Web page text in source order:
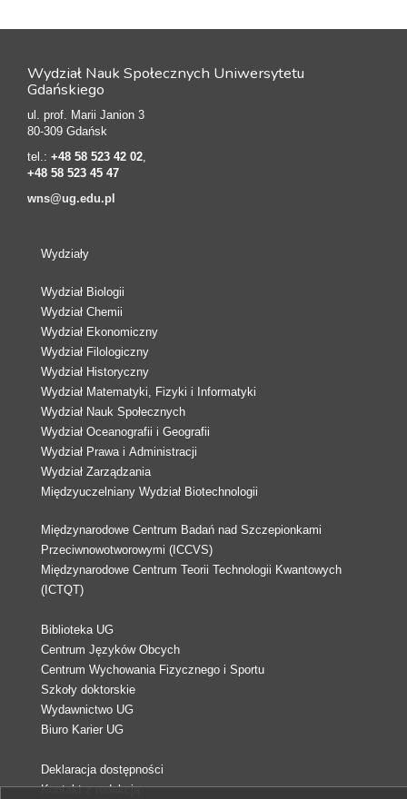
Wydział Nauk Społecznych Uniwersytetu
Gdańskiego
ul. prof. Marii Janion 3
80-309 Gdańsk
tel.: +48 58 523 42 02,
+48 58 523 45 47
wns@ug.edu.pl
Wydziały
Wydział Biologii
Wydział Chemii
Wydział Ekonomiczny
Wydział Filologiczny
Wydział Historyczny
Wydział Matematyki, Fizyki i Informatyki
Wydział Nauk Społecznych
Wydział Oceanografii i Geografii
Wydział Prawa i Administracji
Wydział Zarządzania
Międzyuczelniany Wydział Biotechnologii
Międzynarodowe Centrum Badań nad Szczepionkami
Przeciwnowotworowymi (ICCVS)
Międzynarodowe Centrum Teorii Technologii Kwantowych
(ICTQT)
Biblioteka UG
Centrum Języków Obcych
Centrum Wychowania Fizycznego i Sportu
Szkoły doktorskie
Wydawnictwo UG
Biuro Karier UG
Deklaracja dostępności
Kontakt z redakcją